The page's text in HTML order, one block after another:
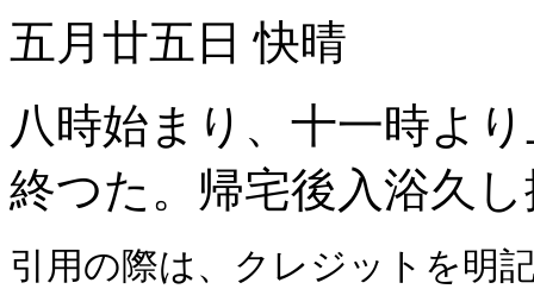
五月廿五日 快晴
八時始まり、十一時よ
終つた。帰宅後入浴久
引用の際は、クレジットを明